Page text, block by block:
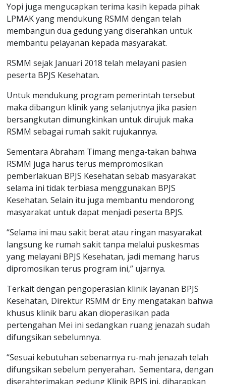
Yopi juga mengucapkan terima kasih kepada pihak
LPMAK yang mendukung RSMM dengan telah
membangun dua gedung yang diserahkan untuk
membantu pelayanan kepada masyarakat.
RSMM sejak Januari 2018 telah melayani pasien
peserta BPJS Kesehatan.
Untuk mendukung program pemerintah tersebut
maka dibangun klinik yang selanjutnya jika pasien
bersangkutan dimungkinkan untuk dirujuk maka
RSMM sebagai rumah sakit rujukannya.
Sementara Abraham Timang menga-takan bahwa
RSMM juga harus terus mempromosikan
pemberlakuan BPJS Kesehatan sebab masyarakat
selama ini tidak terbiasa menggunakan BPJS
Kesehatan. Selain itu juga membantu mendorong
masyarakat untuk dapat menjadi peserta BPJS.
“Selama ini mau sakit berat atau ringan masyarakat
langsung ke rumah sakit tanpa melalui puskesmas
yang melayani BPJS Kesehatan, jadi memang harus
dipromosikan terus program ini,” ujarnya.
Terkait dengan pengoperasian klinik layanan BPJS
Kesehatan, Direktur RSMM dr Eny mengatakan bahwa
khusus klinik baru akan dioperasikan pada
pertengahan Mei ini sedangkan ruang jenazah sudah
difungsikan sebelumnya.
“Sesuai kebutuhan sebenarnya ru-mah jenazah telah
difungsikan sebelum penyerahan. Sementara, dengan
diserahterimakan gedung Klinik BPJS ini, diharapkan